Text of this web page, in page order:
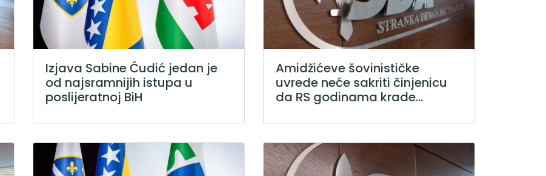
Izjava Sabine Ćudić jedan je
od najsramnijih istupa u
poslijeratnoj BiH
Amidžićeve šovinističke
uvrede neće sakriti činjenicu
da RS godinama krade...